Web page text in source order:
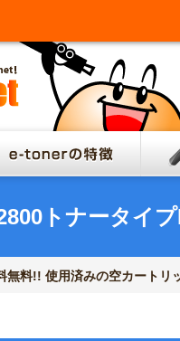
e-
トナータイ
無料!! 使用済みの空カートリ